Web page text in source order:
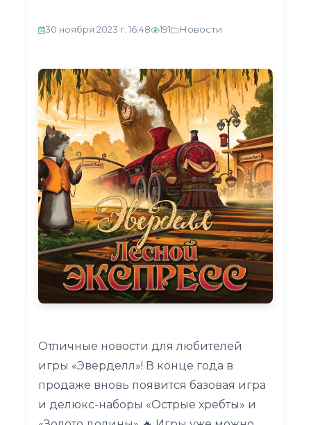
30 ноября 2023 г. 16:48 191 Новости
Отличные новости для любителей
игры «Эверделл»! В конце года в
продаже вновь появится базовая игра
и делюкс-наборы «Острые хребты» и